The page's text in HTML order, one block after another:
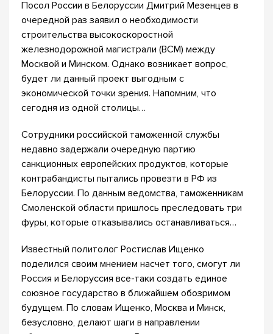
Посол России в Белоруссии Дмитрий Мезенцев в
очередной раз заявил о необходимости
строительства высокоскоростной
железнодорожной магистрали (ВСМ) между
Москвой и Минском. Однако возникает вопрос,
будет ли данный проект выгодным с
экономической точки зрения. Напомним, что
сегодня из одной столицы…
Сотрудники российской таможенной службы
недавно задержали очередную партию
санкционных европейских продуктов, которые
контрабандисты пытались провезти в РФ из
Белоруссии. По данным ведомства, таможенникам
Смоленской области пришлось преследовать три
фуры, которые отказывались останавливаться…
Известный политолог Ростислав Ищенко
поделился своим мнением насчет того, смогут ли
Россия и Белоруссия все-таки создать единое
союзное государство в ближайшем обозримом
будущем. По словам Ищенко, Москва и Минск,
безусловно, делают шаги в направлении